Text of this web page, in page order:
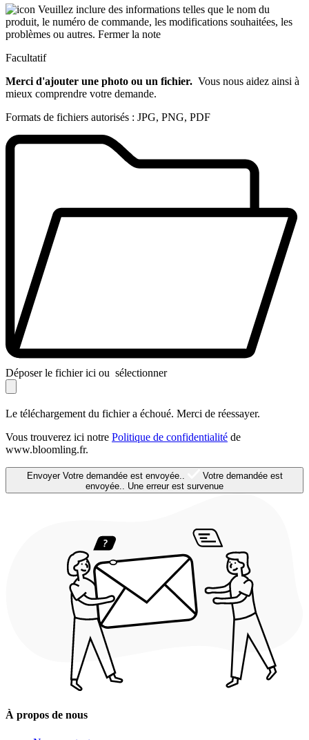
Veuillez inclure des informations telles que le nom du
produit, le numéro de commande, les modifications souhaitées, les
problèmes ou autres. Fermer la note
Facultatif
Merci d'ajouter une photo ou un fichier. Vous nous aidez ainsi à
mieux comprendre votre demande.
Formats de fichiers autorisés : JPG, PNG, PDF
Déposer le fichier ici ou sélectionner
Le téléchargement du fichier a échoué. Merci de réessayer.
Vous trouverez ici notre Politique de confidentialité de
www.bloomling.fr.
Envoyer Votre demandée est envoyée..
Votre demandée est
envoyée.. Une erreur est survenue
À propos de nous